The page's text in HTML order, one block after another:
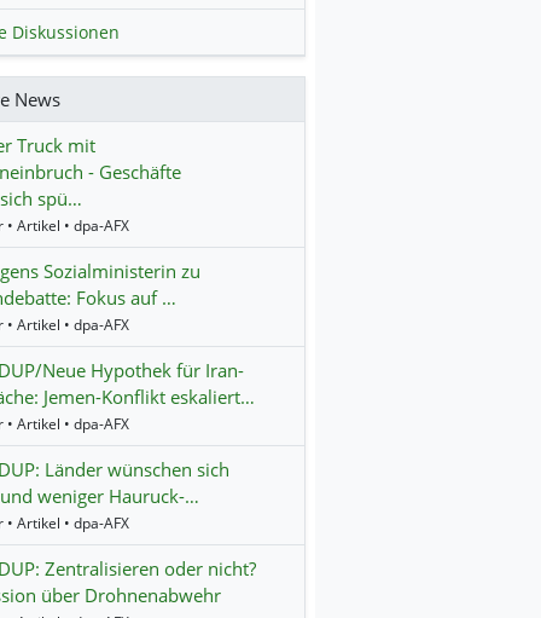
Diskussionen
News
Truck mit
- Geschäfte
spü…
• Artikel • dpa-AFX
Sozialministerin zu
Fokus auf …
• Artikel • dpa-AFX
Neue Hypothek für Iran-
Jemen-Konflikt eskaliert…
• Artikel • dpa-AFX
Länder wünschen sich
weniger Hauruck-…
• Artikel • dpa-AFX
Zentralisieren oder nicht?
über Drohnenabwehr